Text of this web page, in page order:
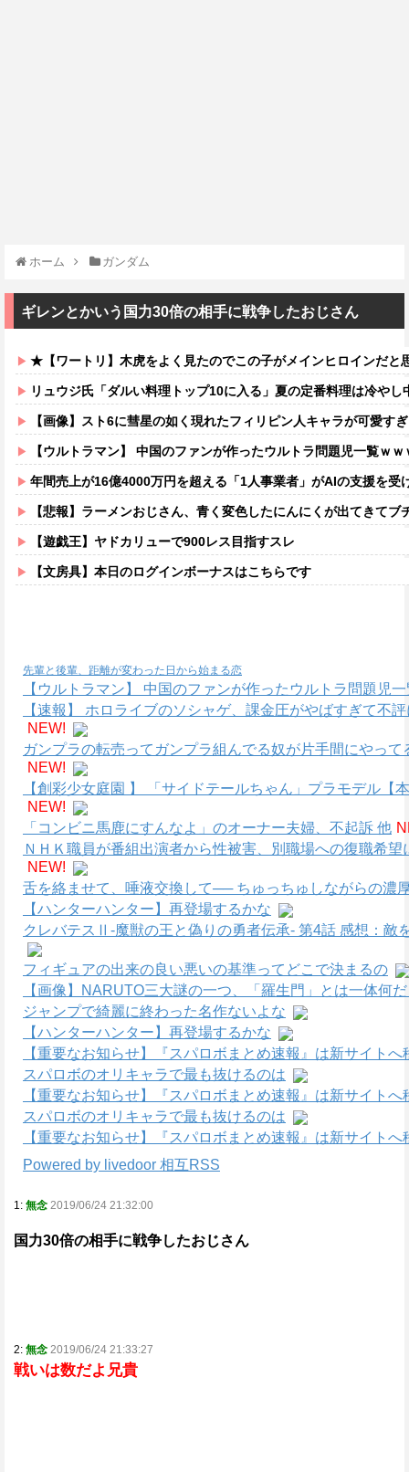
ホーム ガンダム
ギレンとかいう国力30倍の相手に戦争したおじさん
★【ワートリ】木虎をよく見たのでこの子がメインヒロインだと思ってたら、
リュウジ氏「ダルい料理トップ10に入る」夏の定番料理は冷やし中
【画像】スト6に彗星の如く現れたフィリピン人キャラが可愛す
【ウルトラマン】 中国のファンが作ったウルトラ問題児一覧ｗｗ
年間売上が16億4000万円を超える「1人事業者」がAIの支援を受
【悲報】ラーメンおじさん、青く変色したにんにくが出てきて
【遊戯王】ヤドカリューで900レス目指すスレ
【文房具】本日のログインボーナスはこちらです
先輩と後輩、距離が変わった日から始まる恋
【ウルトラマン】 中国のファンが作ったウルトラ問題児
【速報】 ホロライブのソシャゲ、課金圧がやばすぎて不
NEW!
ガンプラの転売ってガンプラ組んでる奴が片手間にやっ
NEW!
【創彩少女庭園 】 「サイドテールちゃん」プラモデル【
NEW!
「コンビニ馬鹿にすんなよ」のオーナー夫婦、不起訴 他
ＮＨＫ職員が番組出演者から性被害、別職場への復職希
NEW!
舌を絡ませて、唾液交換して── ちゅっちゅしながらの濃
【ハンターハンター】再登場するかな
クレバテスⅡ-魔獣の王と偽りの勇者伝承- 第4話 感想：敵
フィギュアの出来の良い悪いの基準ってどこで決まるの
【画像】NARUTO三大謎の一つ、「羅生門」とは一体何
ジャンプで綺麗に終わった名作ないよな
【ハンターハンター】再登場するかな
【重要なお知らせ】『スパロボまとめ速報』は新サイトへ
スパロボのオリキャラで最も抜けるのは
【重要なお知らせ】『スパロボまとめ速報』は新サイトへ
スパロボのオリキャラで最も抜けるのは
【重要なお知らせ】『スパロボまとめ速報』は新サイトへ
Powered by livedoor 相互RSS
1: 無念 2019/06/24 21:32:00
国力30倍の相手に戦争したおじさん
2: 無念 2019/06/24 21:33:27
戦いは数だよ兄貴